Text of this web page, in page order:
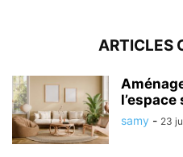
ARTICLES
samy - 23